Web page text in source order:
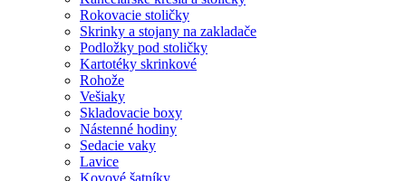
Rokovacie stoličky
Skrinky a stojany na zakladače
Podložky pod stoličky
Kartotéky skrinkové
Rohože
Vešiaky
Skladovacie boxy
Nástenné hodiny
Sedacie vaky
Lavice
Kovové šatníky